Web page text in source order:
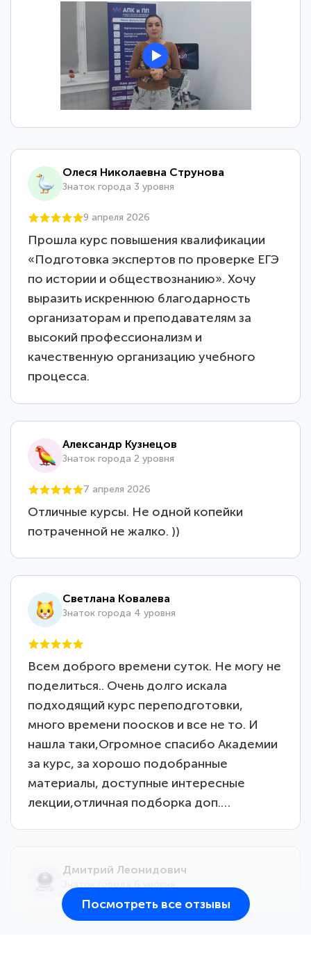
Олеся Николаевна Струнова
Знаток города 3 уровня
9 апреля 2026
Прошла курс повышения квалификации
«Подготовка экспертов по проверке ЕГЭ
по истории и обществознанию». Хочу
выразить искреннюю благодарность
организаторам и преподавателям за
высокий профессионализм и
качественную организацию учебного
процесса.
Александр Кузнецов
Знаток города 2 уровня
7 апреля 2026
Отличные курсы. Не одной копейки
потраченной не жалко. ))
Светлана Ковалева
Знаток города 4 уровня
Всем доброго времени суток. Не могу не
поделиться.. Очень долго искала
подходящий курс переподготовки,
много времени поосков и все не то. И
нашла таки,Огромное спасибо Академии
за курс, за хорошо подобранные
материалы, доступные интересные
лекции,отличная подборка доп.…
Дмитрий Леонидович
Посмотреть все отзывы